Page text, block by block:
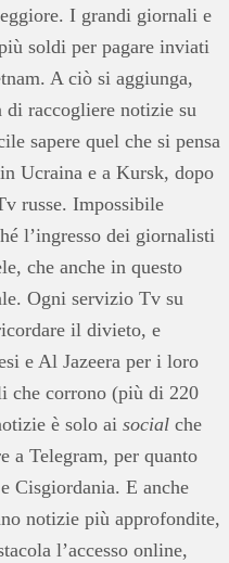
I grandi giornali e
soldi per pagare inviati
A ciò si aggiunga,
di raccogliere notizie su
sapere quel che si pensa
Ucraina e a Kursk, dopo
russe. Impossibile
l’ingresso dei giornalisti
che anche in questo
Ogni servizio Tv su
il divieto, e
e Al Jazeera per i loro
che corrono (più di 220
è solo ai social che
a Telegram, per quanto
Cisgiordania. E anche
notizie più approfondite,
l’accesso online,